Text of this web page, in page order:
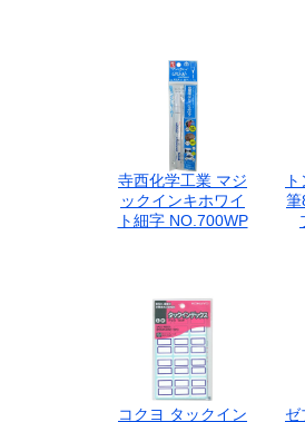
寺西化学工業 マジ
ックインキホワイ
ト細字 NO.700WP
筆
コクヨ タックイン ゼ